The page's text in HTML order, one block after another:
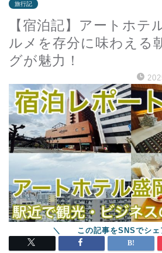
旅行記
【宿泊記】アートホテ
ルメを存分に味わえる
グが魅力！